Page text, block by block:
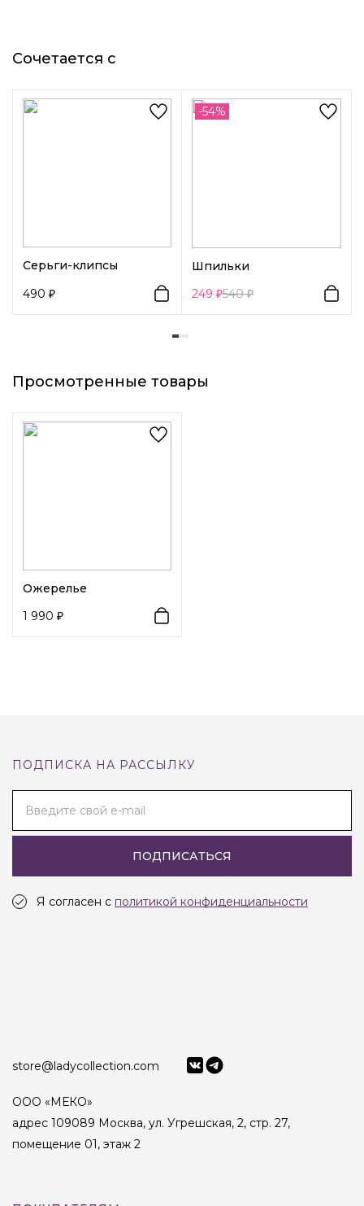
Цвет 3: Золотой
Ширина 1:1,3 см
атмосферу вокруг своей обладательницы, привлекая
блеском.
Сочетается с
Серьги-клипсы
490
-54%
Шпильки
249
540
Просмотренные товары
Ожерелье
1 990
ПОДПИСКА НА РАССЫЛКУ
Введите свой e-mail
ПОДПИСАТЬСЯ
Я согласен с политикой конфиденциальности
store@ladycollection.com
ООО «МЕКО»
адрес 109089 Москва, ул. Угрешская, 2, стр. 27,
помещение 01, этаж 2